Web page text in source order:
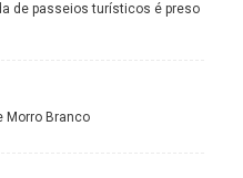
de passeios turísticos é preso
Morro Branco